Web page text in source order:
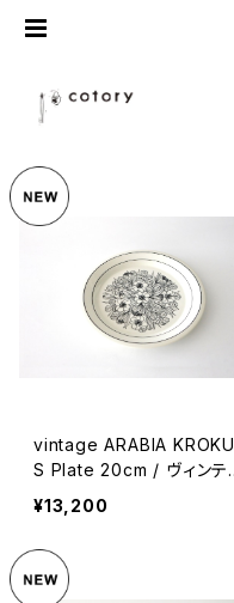
vintage ARABIA KROKU
S Plate 20cm / ヴィンテー
ジ アラビア クロッカス 20
cmプレート
¥13,200